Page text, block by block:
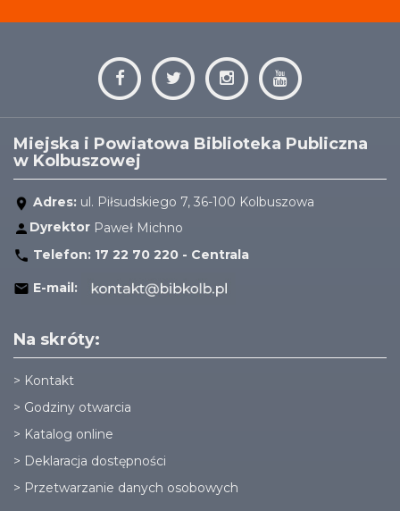
Miejska i Powiatowa Biblioteka Publiczna
w Kolbuszowej
Adres: ul. Piłsudskiego 7, 36-100 Kolbuszowa
Dyrektor Paweł Michno
Telefon: 17 22 70 220 - Centrala
E-mail:
Na skróty:
> Kontakt
> Godziny otwarcia
> Katalog online
> Deklaracja dostępności
> Przetwarzanie danych osobowych